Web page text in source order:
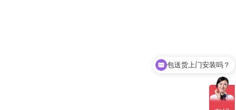
包送货上门安装吗？